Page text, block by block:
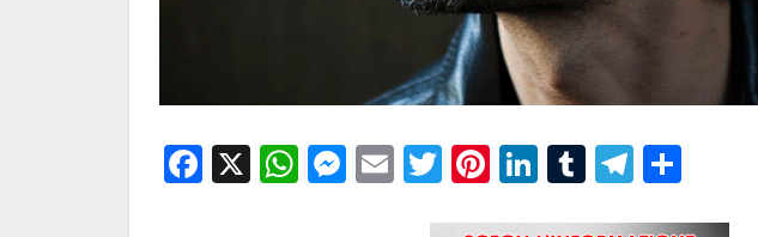
Facebook
X WhatsApp
Messenger
EmailTwitter
Pinterest
LinkedIn
Tumblr